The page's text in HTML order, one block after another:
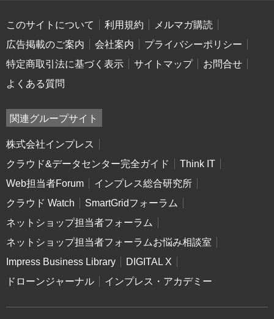
このサイトについて 利用規約
メルマガ購読
広告掲載のご案内
会社案内
プライバシーポリシー
特定商取引法に基づく表示
サイトマップ
お問合せ
よくある質問
関連グループサイト
株式会社インプレス
クラウド&データセンター完全ガイド
Think IT
Web担当者Forum
インプレス総合研究所
クラウド Watch
SmartGridフォーラム
ネットショップ担当者フォーラム
ネットショップ担当者フォーラムお悩み相談室
Impress Business Library
DIGITAL X
ドローンジャーナル
インプレス・アカデミー